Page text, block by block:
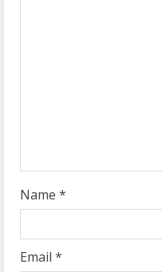
g
Name *
Email *